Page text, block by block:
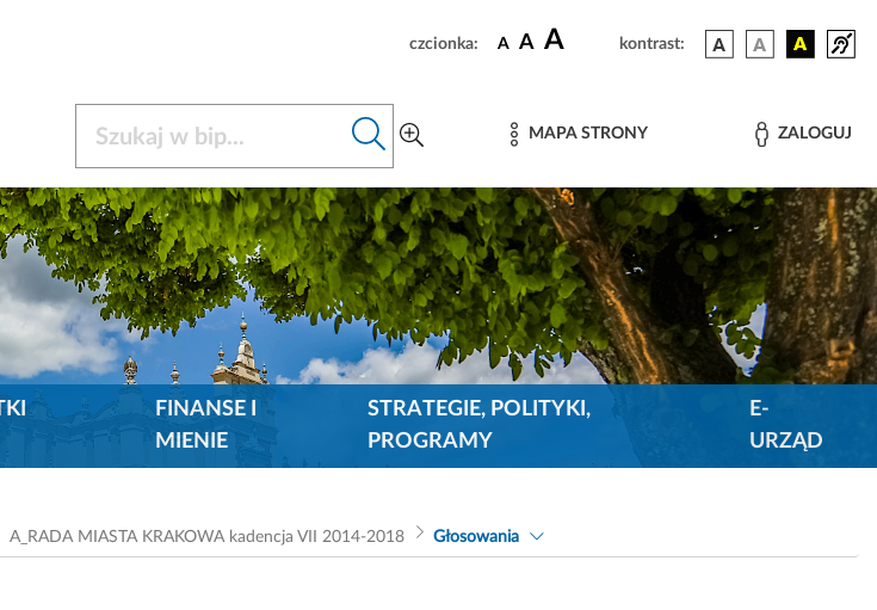
czcionka: A A A kontrast:
MAPA STRONY ZALOGUJ
FINANSE I
MIENIE
STRATEGIE, POLITYKI,
PROGRAMY
E-
URZĄD
A_RADA MIASTA KRAKOWA kadencja VII 2014-2018 Głosowania